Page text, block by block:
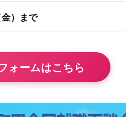
）まで
ォームはこちら